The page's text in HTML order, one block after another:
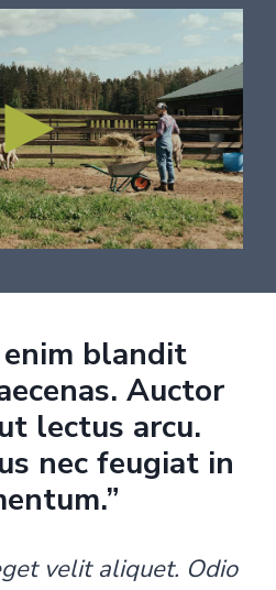
blandit
Auctor
lectus arcu.
nec feugiat in
velit aliquet. Odio